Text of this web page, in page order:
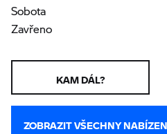
Sobota
Zavřeno
KAM DÁL?
ZOBRAZIT VŠECHNY